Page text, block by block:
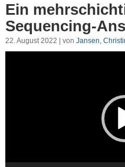
Ein
Sequencing-
22. August 2022 | von Jansen,